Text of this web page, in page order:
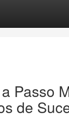
Passo
de